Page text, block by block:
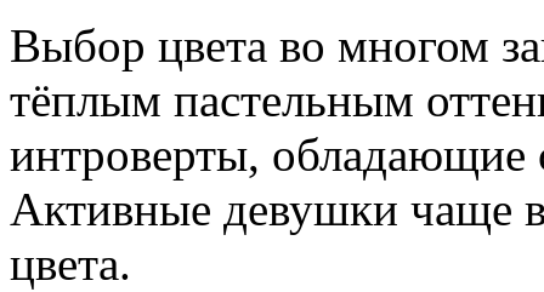
Выбор цвета во многом
тёплым пастельным
интроверты, обладающие
Активные девушки чаще
цвета.